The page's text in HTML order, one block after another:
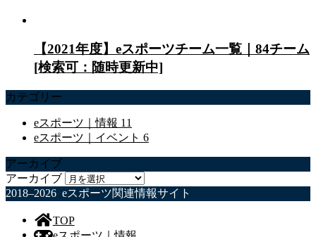
【2021年度】eスポーツチーム一覧｜84チーム
[検索可：随時更新中]
カテゴリー
eスポーツ｜情報 11
eスポーツ｜イベント 6
アーカイブ
アーカイブ
2018–2026 eスポーツ関連情報サイト
TOP